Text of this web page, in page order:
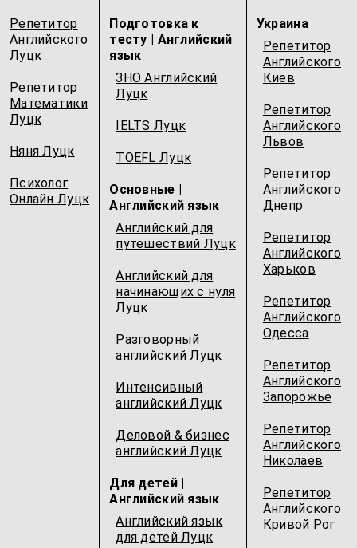
Репетитор
Английского
Луцк
Репетитор
Математики
Луцк
Няня Луцк
Психолог
Онлайн Луцк
Подготовка к
тесту | Английский
язык
ЗНО Английский
Луцк
IELTS Луцк
TOEFL Луцк
Основные |
Английский язык
Английский для
путешествий Луцк
Английский для
начинающих с нуля
Луцк
Разговорный
английский Луцк
Интенсивный
английский Луцк
Деловой & бизнес
английский Луцк
Для детей |
Английский язык
Английский язык
для детей Луцк
Украина
Репетитор
Английского
Киев
Репетитор
Английского
Львов
Репетитор
Английского
Днепр
Репетитор
Английского
Харьков
Репетитор
Английского
Одесcа
Репетитор
Английского
Запорожье
Репетитор
Английского
Николаев
Репетитор
Английского
Кривой Рог